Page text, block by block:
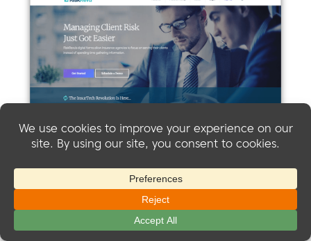
Im Kundenportal von RiskRevu können Agenten:
Anpassen der Profile
Personalisierung der Nutzererfahrung